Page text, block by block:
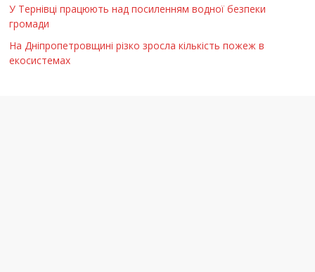
У Тернівці працюють над посиленням водної безпеки
громади
На Дніпропетровщині різко зросла кількість пожеж в
екосистемах